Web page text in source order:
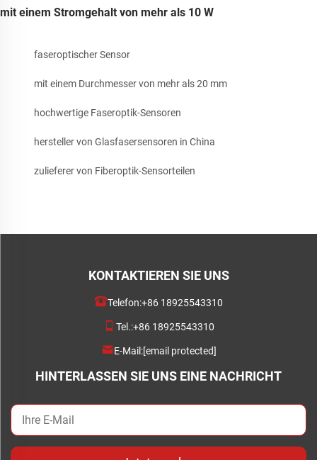
mit einem Stromgehalt von mehr als 10 W
faseroptischer Sensor
mit einem Durchmesser von mehr als 20 mm
hochwertige Faseroptik-Sensoren
hersteller von Glasfasersensoren in China
zulieferer von Fiberoptik-Sensorteilen
KONTAKTIEREN SIE UNS
Telefon:+86 18925543310
Tel.:+86 18925543310
E-Mail:[email protected]
HINTERLASSEN SIE UNS EINE NACHRICHT